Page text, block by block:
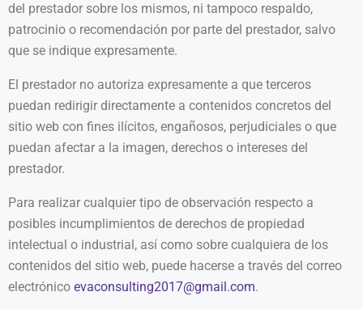
del prestador sobre los mismos, ni tampoco respaldo,
patrocinio o recomendación por parte del prestador, salvo
que se indique expresamente.
El prestador no autoriza expresamente a que terceros
puedan redirigir directamente a contenidos concretos del
sitio web con fines ilícitos, engañosos, perjudiciales o que
puedan afectar a la imagen, derechos o intereses del
prestador.
Para realizar cualquier tipo de observación respecto a
posibles incumplimientos de derechos de propiedad
intelectual o industrial, así como sobre cualquiera de los
contenidos del sitio web, puede hacerse a través del correo
electrónico evaconsulting2017@gmail.com.